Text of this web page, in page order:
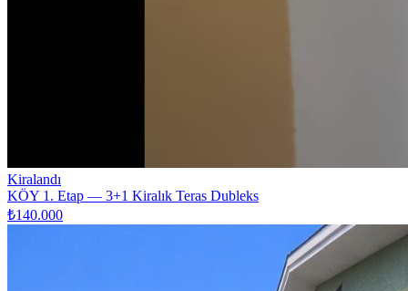
Kiralandı
KÖY 1. Etap — 3+1 Kiralık Teras Dubleks
₺140.000